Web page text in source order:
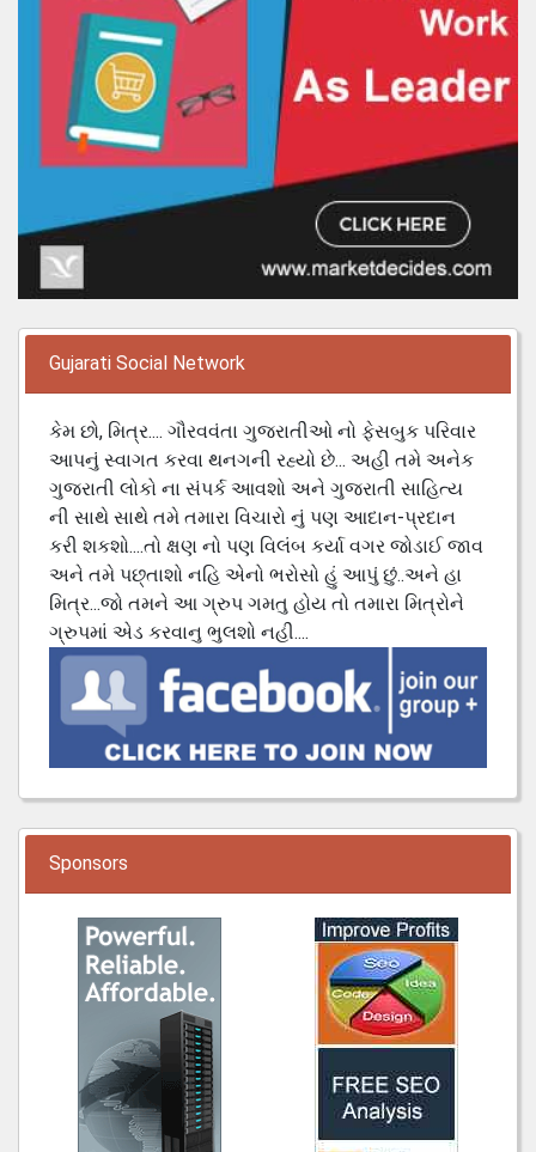
Gujarati Social Network
કેમ છો, મિત્ર.... ગૌરવવંતા ગુજરાતીઓ નો ફેસબુક પરિવાર
આપનું સ્વાગત કરવા થનગની રહ્યો છે... અહી તમે અનેક
ગુજરાતી લોકો ના સંપર્ક આવશો અને ગુજરાતી સાહિત્ય
ની સાથે સાથે તમે તમારા વિચારો નું પણ આદાન-પ્રદાન
કરી શકશો....તો ક્ષણ નો પણ વિલંબ કર્યા વગર જોડાઈ જાવ
અને તમે પછ્તાશો નહિ એનો ભરોસો હું આપું છું..અને હા
મિત્ર...જો તમને આ ગ્રુપ ગમતુ હોય તો તમારા મિત્રોને
ગ્રુપમાં એડ કરવાનુ ભુલશો નહી....
Sponsors